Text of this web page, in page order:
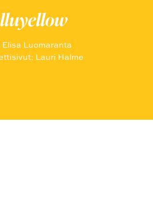
Luomaranta
Lauri Halme